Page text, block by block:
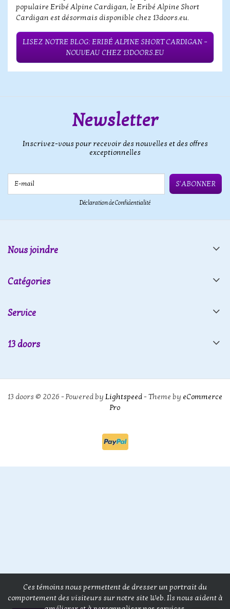
populaire Eribé Alpine Cardigan, le Eribé Alpine Short
Cardigan est désormais disponible chez 13doors.eu.
LISEZ NOTRE BLOG: ERIBÉ ALPINE SHORT CARDIGAN –
NOUVEAU CHEZ 13DOORS.EU
Newsletter
Inscrivez-vous pour recevoir des nouvelles et des offres
exceptionnelles
S'ABONNER
Déclaration de Confidentialité
Nous joindre
Catégories
Service
13 doors
13 doors © 2026 - Powered by Lightspeed- Theme by eCommerce
Pro
Ces témoins nous permettent de dresser un portrait du
comportement des visiteurs sur notre site Web. Ils nous aident à